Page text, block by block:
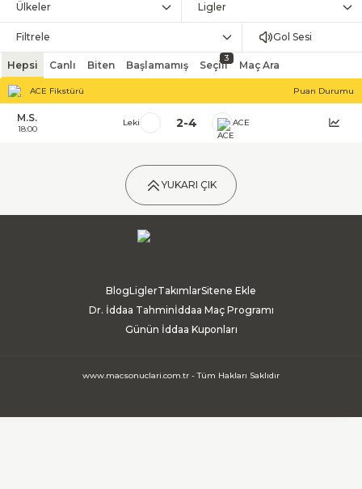
Ülkeler Ligler
Filtrele Gol Sesi
Hepsi Canlı Biten Başlamamış Seçili
3
Maç Ara
ACE Fikstürü Puan Durumu
M.S.
18:00
Leki 2-4 ACE
YUKARI ÇIK
BlogLiglerTakımlarSitene Ekle
Dr. İddaa Tahminİddaa Maç Programı
Günün İddaa Kuponları
www.macsonuclari.com.tr - Tüm Hakları Saklıdır